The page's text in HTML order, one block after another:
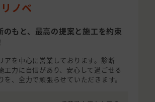
ノベ
のもと、最高の提案と施工を約束
アを中心に営業しております。診断
工力に自信があり、安心して過ごせる
を、全力で頑張らせていただきます。